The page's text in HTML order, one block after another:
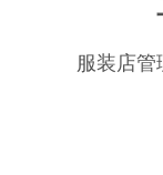
服装店